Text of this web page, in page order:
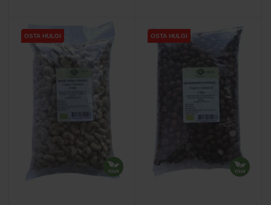
OSTA HULGI
OSTA HULGI
OSTA HULGI OSTA HULGI
OSTA HULGI
OSTA HULGI